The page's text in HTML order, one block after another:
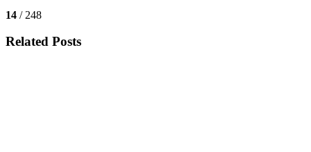
14 / 248
Related Posts